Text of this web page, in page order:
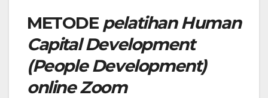
METODE pelatihan Human
Capital Development
(People Development)
online Zoom